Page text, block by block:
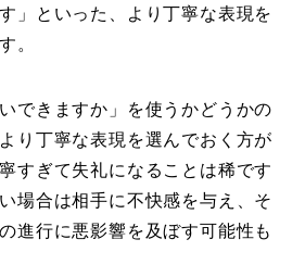
」といった、より丁寧な表現を
。
できますか」を使うかどうかの
り丁寧な表現を選んでおく方が
すぎて失礼になることは稀です
場合は相手に不快感を与え、そ
進行に悪影響を及ぼす可能性も